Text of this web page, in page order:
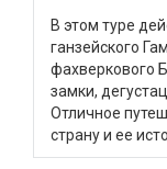
В этом туре
ганзейского
фахверкового
замки,
Отличное
страну и ее